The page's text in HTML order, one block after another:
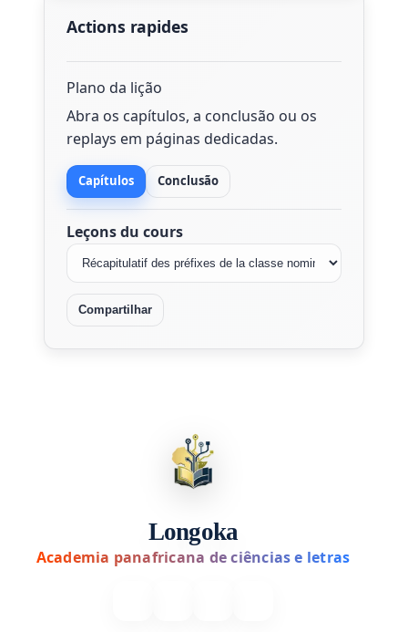
Actions rapides
Plano da lição
Abra os capítulos, a conclusão ou os
replays em páginas dedicadas.
Capítulos Conclusão
Leçons du cours
Compartilhar
Longoka
Academia panafricana de ciências e letras